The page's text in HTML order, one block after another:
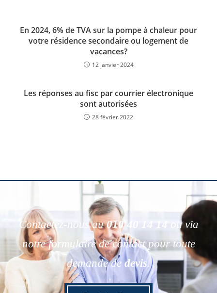
En 2024, 6% de TVA sur la pompe à chaleur pour
votre résidence secondaire ou logement de
vacances?
12 janvier 2024
Les réponses au fisc par courrier électronique
sont autorisées
28 février 2022
Contactez-nous au010 40 14 14
ou via
notre formulaire de contact pour toute
demande de devis.